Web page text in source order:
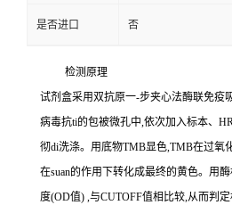
是否进口 否
检测原理
试剂盒采用双抗原一-步夹心法酶联免疫
病毒抗ti的包被微孔中,依次加入标本、
彻di洗涤。用底物TMB显色,TMB在过氧
在suan的作用下转化成最终的黄色。用
度(OD值) ,与CUTOFF值相比较,从而判